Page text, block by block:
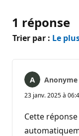
1 réponse
Trier par : Le
Anonyme
23 janv. 2025 à
Cette